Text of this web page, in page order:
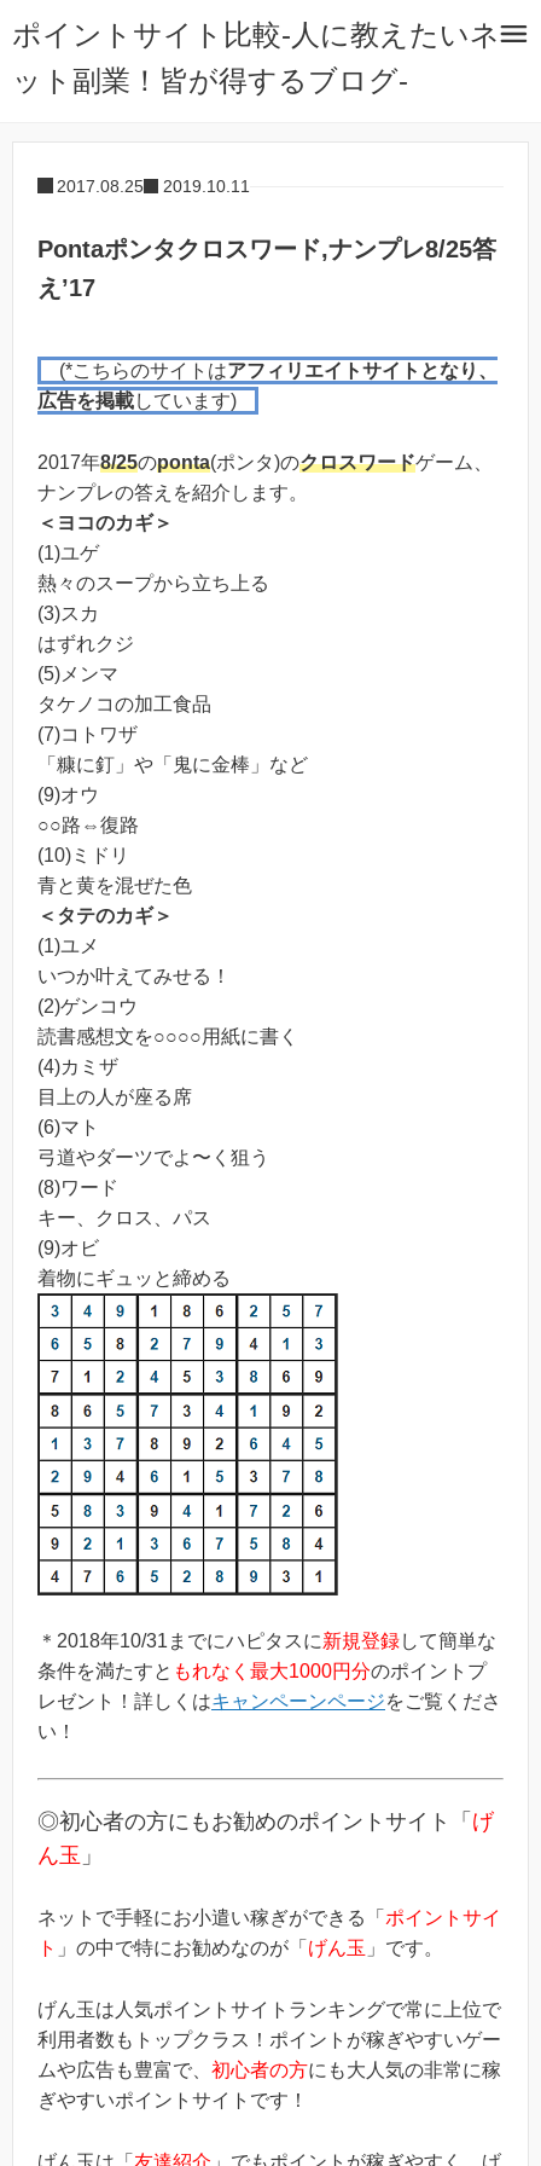
ポイントサイト比較-人に教えたいネ
ット副業！皆が得するブログ-
2017.08.25 2019.10.11
Pontaポンタクロスワード,ナンプレ8/25答
え’17
(*こちらのサイトはアフィリエイトサイトとなり、
広告を掲載しています)
2017年8/25のponta(ポンタ)のクロスワードゲーム、
ナンプレの答えを紹介します。
＜ヨコのカギ＞
(1)ユゲ
熱々のスープから立ち上る
(3)スカ
はずれクジ
(5)メンマ
タケノコの加工食品
(7)コトワザ
「糠に釘」や「鬼に金棒」など
(9)オウ
○○路⇔復路
(10)ミドリ
青と黄を混ぜた色
＜タテのカギ＞
(1)ユメ
いつか叶えてみせる！
(2)ゲンコウ
読書感想文を○○○○用紙に書く
(4)カミザ
目上の人が座る席
(6)マト
弓道やダーツでよ〜く狙う
(8)ワード
キー、クロス、パス
(9)オビ
着物にギュッと締める
＊2018年10/31までにハピタスに新規登録して簡単な
条件を満たすと もれなく最大1000円分のポイントプ
レゼント！詳しくはキャンペーンページをご覧くださ
い！
◎初心者の方にもお勧めのポイントサイト「 げ
ん玉 」
ネットで手軽にお小遣い稼ぎができる「 ポイントサイ
ト 」の中で特にお勧めなのが「 げん玉 」です。
げん玉は人気ポイントサイトランキングで常に上位で
利用者数もトップクラス！ポイントが稼ぎやすいゲー
ムや広告も豊富で、 初心者の方にも大人気の非常に稼
ぎやすいポイントサイトです！
げん玉は「 友達紹介 」でもポイントが稼ぎやすく、げ